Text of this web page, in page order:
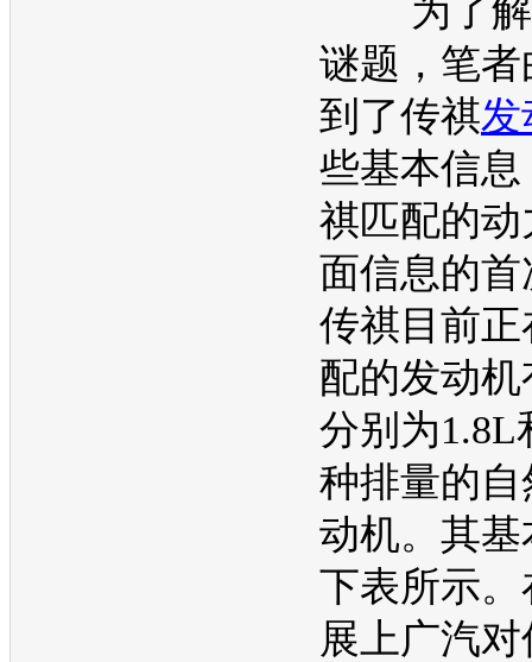
为了解
谜题，笔
到了传祺发
些基本信息
祺匹配的
面信息的
传祺 目前
配的发动机
分别为1.8L
种排量的自
动机。其
下表所示。
展 上广汽对